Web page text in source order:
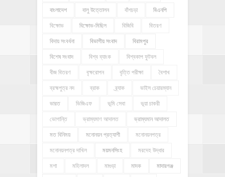
বাংলাদেশ বালু উত্তোলন বাঁশচড়া বিএনপি
বিক্ষোভ বিক্ষোভ-মিছিল বিজিবি বিতরণ
বিদায় সংবর্ধনা বিভাগীয় সংবাদ বিরামপুর
বিশেষ সংবাদ বিশ্ব ব্যাংক বিশ্বকাপ ফুটবল
বীজ বিতরণ বৃক্ষরোপন বৃত্তি পরীক্ষা বৈশাখ
ব্রহ্মপুত্র নদ ব্রাক ব্র্যাক ভাইস চেয়ারম্যান
ভারত ভিজিএফ ভূমি সেবা ভূয়া চাকরী
ভোগান্তি ভ্রাম্যমাণ আদালত ভ্রাম্যমান আদালত
মত বিনিময় মনোনয়ন প্রত্যাশী মনোনয়নপত্র
মনোনয়নপত্র দাখিল ময়মনসিংহ মরদেহ উদ্ধার
মশা মহিলাদল মাগুড়া মাদক মাদারগঞ্জ